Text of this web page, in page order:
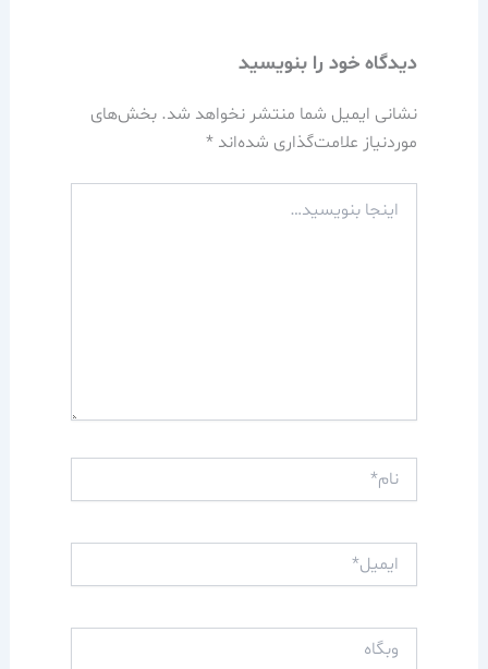
دیدگاه‌ خود را بنویسید
نشانی ایمیل شما منتشر نخواهد شد. بخش‌های
موردنیاز علامت‌گذاری شده‌اند *
بنویسید…